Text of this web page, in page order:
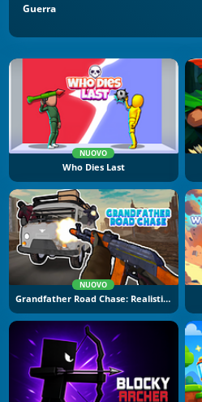
Guerra
NUOVO
Who Dies Last
NUOVO
Grandfather Road Chase: Realistic Shooter